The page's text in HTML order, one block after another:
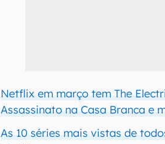
Netflix em março tem The
Assassinato na Casa Branca e
As 10 séries mais vistas de